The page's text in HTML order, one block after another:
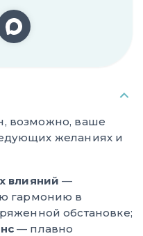
возможно, ваше
желаниях и
влияний —
гармонию в
обстановке;
— плавно